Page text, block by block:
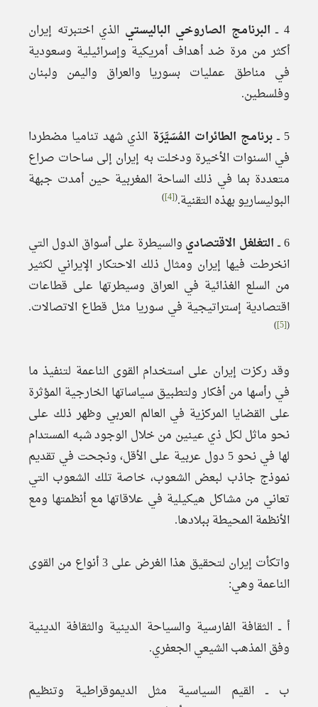
4 ــ
البرنامج الصاروخي الباليستي الذي اختبرته إيران
أكثر من مرة ضد أهداف أمريكية وإسرائيلية وسعودية
في مناطق عمليات بسوريا والعراق واليمن ولبنان
وفلسطين.
5 ــ برنامج الطائرات المُسَيَّرَة الذي شهد تناميا مضطردا
في السنوات الأخيرة ودخلت به إيران إلى ساحات صراع
متعددة بما في ذلك الساحة المغربية حين أمدت جبهة
البوليساريو بهذه التقنية.(
[4]
)
6 ــ التغلغل الاقتصادي والسيطرة على أسواق الدول التي
انخرطت فيها إيران ومثال ذلك الاحتكار الإيراني لكثير
من السلع الغذائية في العراق وسيطرتها على قطاعات
اقتصادية إستراتيجية في سوريا مثل قطاع الاتصالات.
(
[5]
)
وقد ركزت إيران على استخدام القوى الناعمة لتنفيذ ما
في رأسها من أفكار ولتطبيق سياساتها الخارجية المؤثرة
على القضايا المركزية في العالم العربي وظهر ذلك على
نحو ماثل لكل ذي عينين من خلال الوجود شبه المستدام
لها في نحو 5 دول عربية على الأقل، ونجحت في تقديم
نموذج جاذب لبعض الشعوب، خاصة تلك الشعوب التي
تعاني من مشاكل هيكيلية في علاقاتها مع أنظمتها ومع
الأنظمة المحيطة ببلادها.
واتكأت إيران لتحقيق هذا الغرض على 3 أنواع من القوى
الناعمة وهي:
أ ــ الثقافة الفارسية والسياحة الدينية والثقافة الدينية
وفق المذهب الشيعي الجعفري.
ب ــ القيم السياسية مثل الديموقراطية وتنظيم